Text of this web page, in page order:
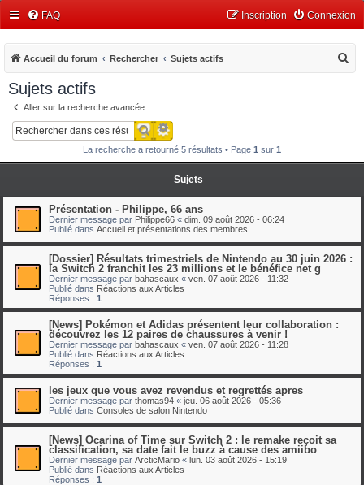
FAQ Connexion
Inscription
Accueil du forum Rechercher Sujets actifs
Sujets actifs
Aller sur la recherche avancée
Rechercher
Recherche avancée
La recherche a retourné 5 résultats • Page 1 sur 1
Sujets
Présentation - Philippe, 66 ans
Dernier message par Philippe66 « dim. 09 août 2026 - 06:24
Publié dans Accueil et présentations des membres
[Dossier] Résultats trimestriels de Nintendo au 30 juin 2026 :
la Switch 2 franchit les 23 millions et le bénéfice net g
Dernier message par bahascaux « ven. 07 août 2026 - 11:32
Publié dans Réactions aux Articles
Réponses : 1
[News] Pokémon et Adidas présentent leur collaboration :
découvrez les 12 paires de chaussures à venir !
Dernier message par bahascaux « ven. 07 août 2026 - 11:28
Publié dans Réactions aux Articles
Réponses : 1
les jeux que vous avez revendus et regrettés apres
Dernier message par thomas94 « jeu. 06 août 2026 - 05:36
Publié dans Consoles de salon Nintendo
[News] Ocarina of Time sur Switch 2 : le remake reçoit sa
classification, sa date fait le buzz à cause des amiibo
Dernier message par ArcticMario « lun. 03 août 2026 - 15:19
Publié dans Réactions aux Articles
Réponses : 1